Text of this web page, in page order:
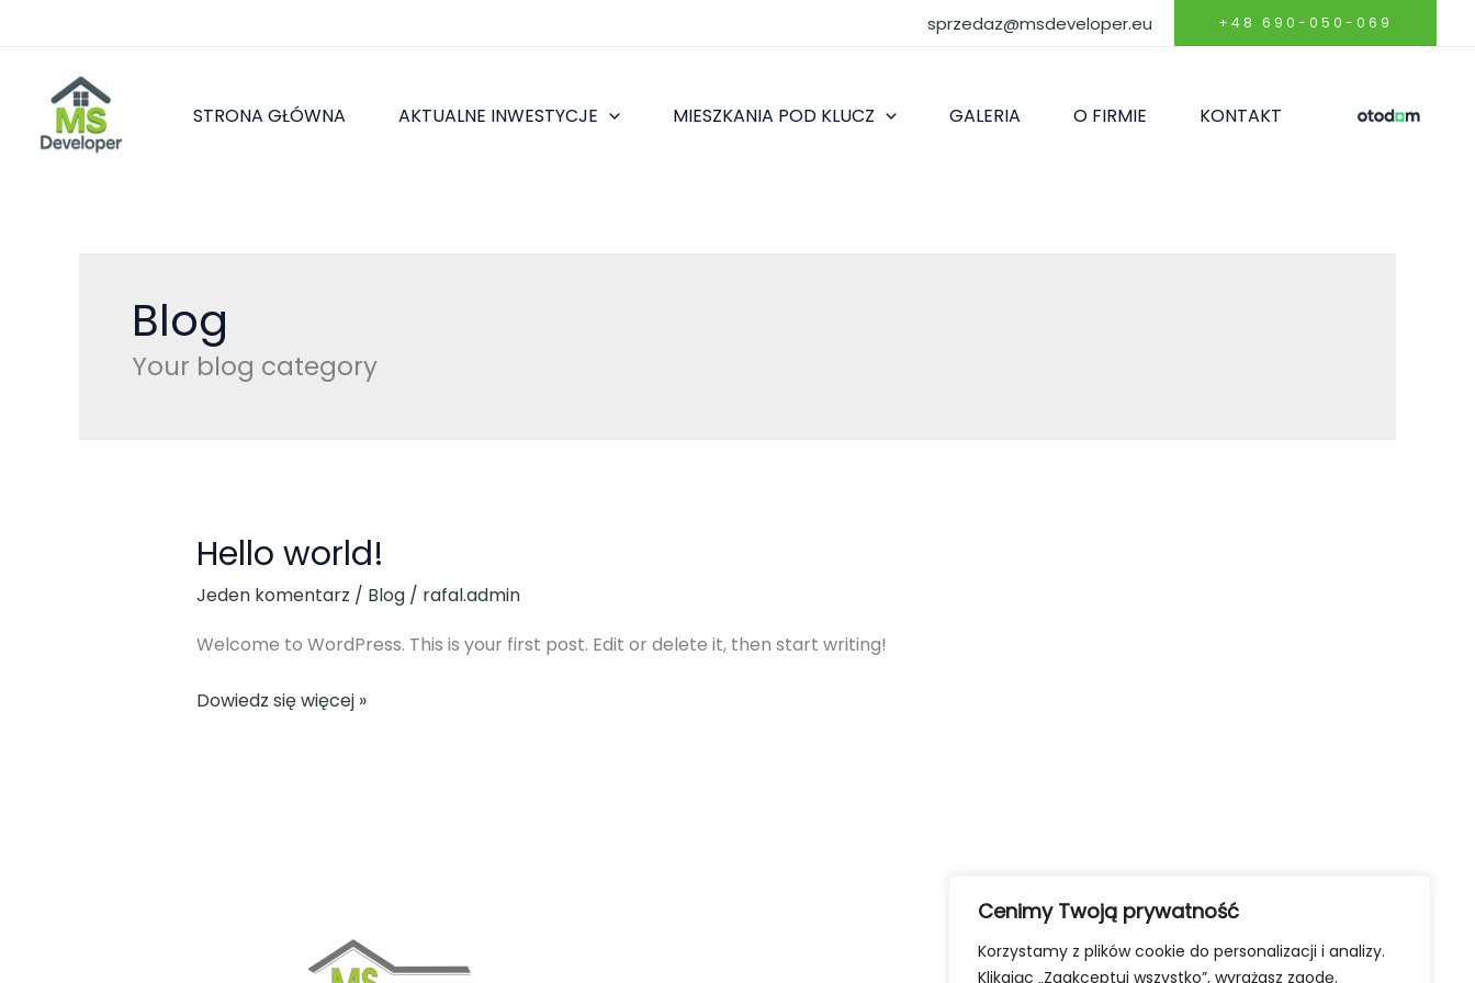
Cenimy Twoją prywatność
Korzystamy z plików cookie do personalizacji i analizy.
Klikając „Zaakceptuj wszystko”, wyrażasz zgodę.
sprzedaz@msdeveloper.eu +48 690-050-069
STRONA GŁÓWNA AKTUALNE INWESTYCJE MIESZKANIA POD KLUCZ GALERIA O FIRMIE KONTAKT
Blog
Your blog category
Hello world!
Jeden komentarz / Blog/ rafal.admin
Welcome to WordPress. This is your first post. Edit or delete it, then start writing!
Hello
Dowiedz się więcej »